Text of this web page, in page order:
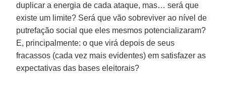
duplicar a energia de cada ataque, mas… será que
existe um limite? Será que vão sobreviver ao nível de
putrefação social que eles mesmos potencializaram?
E, principalmente: o que virá depois de seus
fracassos (cada vez mais evidentes) em satisfazer as
expectativas das bases eleitorais?